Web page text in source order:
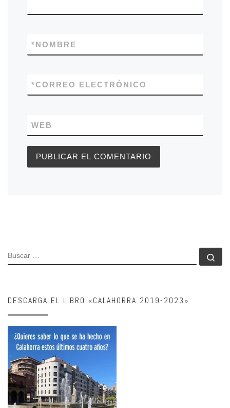
NOMBRE
*
CORREO ELECTRÓNICO
*
WEB
BUSCAR
DESCARGA EL LIBRO «CALAHORRA 2019-2023»